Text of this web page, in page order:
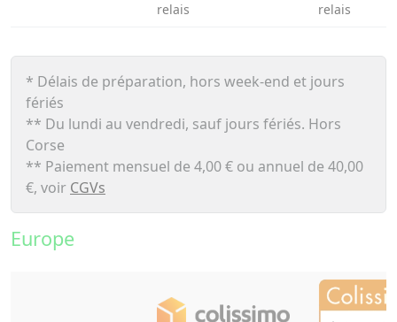
relais
relais
* Délais de préparation, hors week-end et jours
fériés
** Du lundi au vendredi, sauf jours fériés. Hors
Corse
** Paiement mensuel de 4,00 € ou annuel de 40,00
€, voir CGVs
Europe